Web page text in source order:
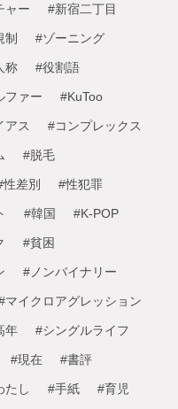
ャー #新宿二丁目
制 #ゾーニング
称 #役割語
ファー #KuToo
アス #コンプレックス
#脱毛
性差別 #性犯罪
#韓国 #K-POP
#貧困
#ノンバイナリー
マイクロアグレッション
年 #シングルライフ
#現在 #書評
たし #手紙 #育児